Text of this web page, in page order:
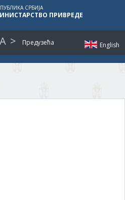
English
СРБИЈА
ПРИВРЕДЕ
Предузећа